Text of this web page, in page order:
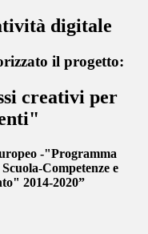
digitale
il progetto:
creativi per
-"Programma
Competenze e
2014-2020”